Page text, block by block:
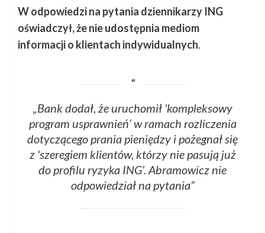
W odpowiedzi na pytania dziennikarzy ING
oświadczył, że nie udostępnia mediom
informacji o klientach indywidualnych.
„Bank dodał, że uruchomił 'kompleksowy
program usprawnień’ w ramach rozliczenia
dotyczącego prania pieniędzy i pożegnał się
z 'szeregiem klientów, którzy nie pasują już
do profilu ryzyka ING’. Abramowicz nie
odpowiedział na pytania”